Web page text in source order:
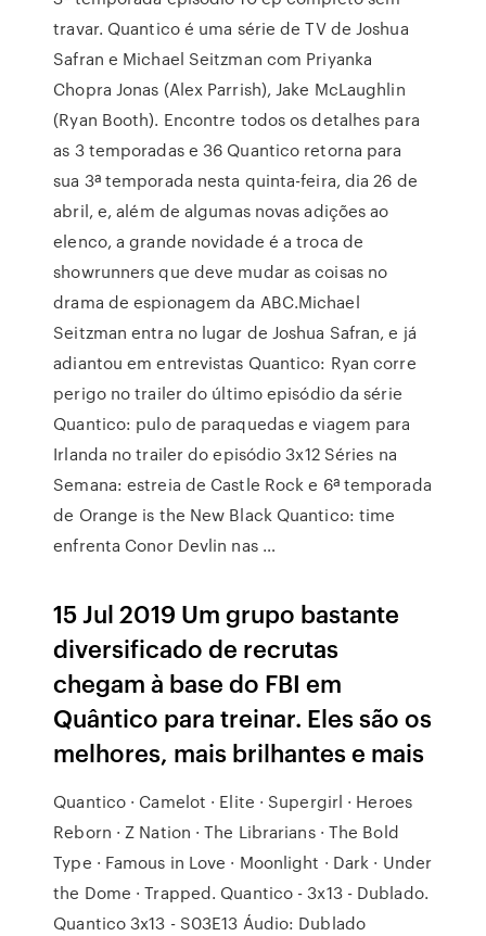
travar. Quantico é uma série de TV de Joshua
Safran e Michael Seitzman com Priyanka
Chopra Jonas (Alex Parrish), Jake McLaughlin
(Ryan Booth). Encontre todos os detalhes para
as 3 temporadas e 36 Quantico retorna para
sua 3ª temporada nesta quinta-feira, dia 26 de
abril, e, além de algumas novas adições ao
elenco, a grande novidade é a troca de
showrunners que deve mudar as coisas no
drama de espionagem da ABC.Michael
Seitzman entra no lugar de Joshua Safran, e já
adiantou em entrevistas Quantico: Ryan corre
perigo no trailer do último episódio da série
Quantico: pulo de paraquedas e viagem para
Irlanda no trailer do episódio 3x12 Séries na
Semana: estreia de Castle Rock e 6ª temporada
de Orange is the New Black Quantico: time
enfrenta Conor Devlin nas …
15 Jul 2019 Um grupo bastante
diversificado de recrutas
chegam à base do FBI em
Quântico para treinar. Eles são os
melhores, mais brilhantes e mais
Quantico · Camelot · Elite · Supergirl · Heroes
Reborn · Z Nation · The Librarians · The Bold
Type · Famous in Love · Moonlight · Dark · Under
the Dome · Trapped. Quantico - 3x13 - Dublado.
Quantico 3x13 - S03E13 Áudio: Dublado